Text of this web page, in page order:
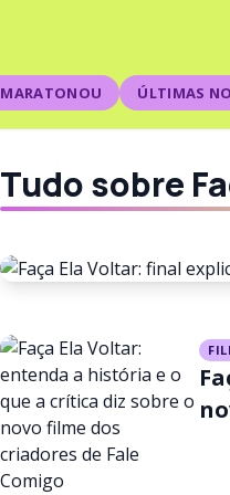
MARATONOU ÚLTIMAS
Tudo sobre
FILMES
Faça Ela